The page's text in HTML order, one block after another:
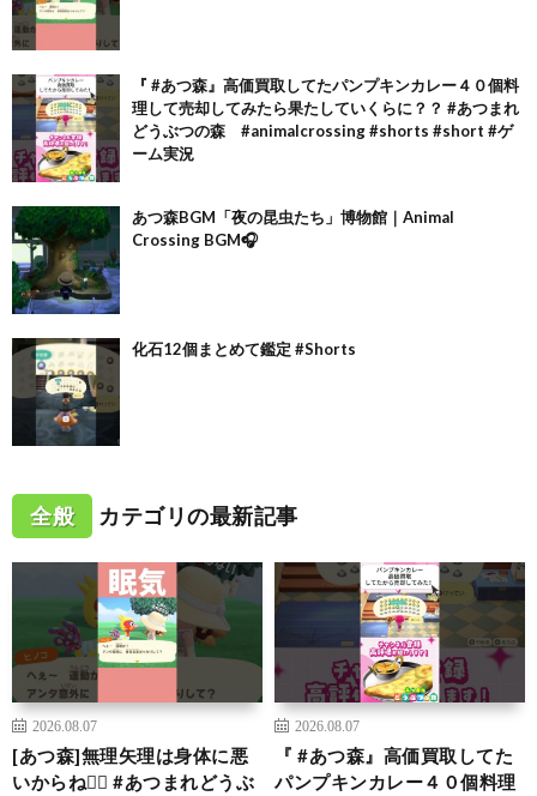
『 #あつ森』高価買取してたパンプキンカレー４０個料
理して売却してみたら果たしていくらに？？ #あつまれ
どうぶつの森 #animalcrossing #shorts #short #ゲ
ーム実況
あつ森BGM「夜の昆虫たち」博物館｜Animal
Crossing BGM🎧
化石12個まとめて鑑定 #Shorts
全般 カテゴリの最新記事
2026.08.07
[あつ森]無理矢理は身体に悪
いからね🙂‍↕️ #あつまれどうぶ
2026.08.07
『 #あつ森』高価買取してた
パンプキンカレー４０個料理